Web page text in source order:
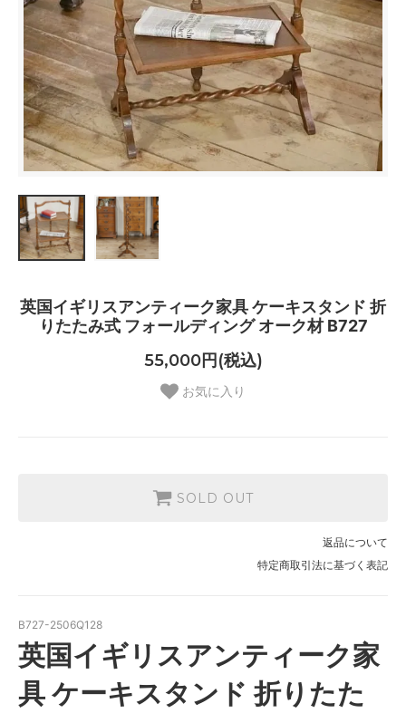
英国イギリスアンティーク家具 ケーキスタンド 折
りたたみ式 フォールディング オーク材 B727
55,000円(税込)
お気に入り
SOLD OUT
返品について
特定商取引法に基づく表記
B727-2506Q128
英国イギリスアンティーク家
具 ケーキスタンド 折りたた